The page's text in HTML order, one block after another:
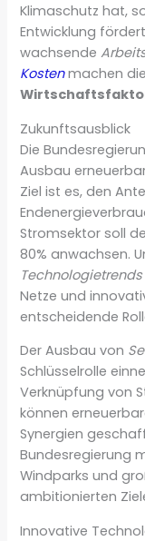
Klimaschutz hat,
Entwicklung
wachsende
Kostenmachen
Zukunftsausblick
Die
Ausbau
Ziel ist es, den
Stromsektor soll
80% anwachsen.
Technologietrends
Netze und
entscheidende
Der Ausbau von
Schlüsselrolle
Verknüpfung von
können
Synergien
Bundesregierung
Windparks und
ambitionierten
Innovative